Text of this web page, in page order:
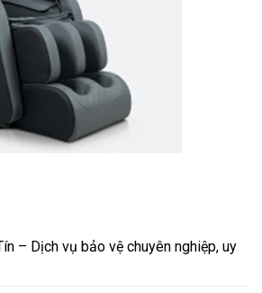
– Dịch vụ bảo vệ chuyên nghiệp, uy